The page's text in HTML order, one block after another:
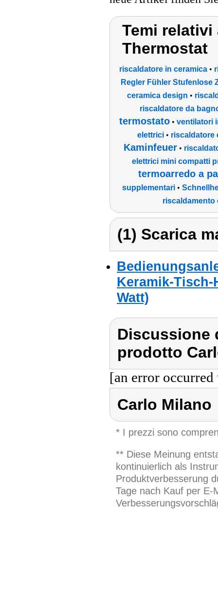
Temi
Thermostat
riscaldatore in ceramica•
Regler Fühler Stufenlose
ceramica design •
riscaldatore da
termostato • ventilatori
elettrici• riscaldatore
Kaminfeuer•
elettrici mini compatti
termoarredo a
supplementari •
riscaldamento
(1) Scarica
Keramik-Tisch-
Watt)
Discussione
prodotto
[an error
Carlo Milano
* I prezzi sono
** Diese Meinung
kontinuierlich als
Produktverbesserung
Tage nach Kauf per E-